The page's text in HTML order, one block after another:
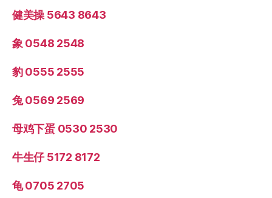
健美操 5643 8643
象 0548 2548
豹 0555 2555
兔 0569 2569
母鸡下蛋 0530 2530
牛生仔 5172 8172
龟 0705 2705